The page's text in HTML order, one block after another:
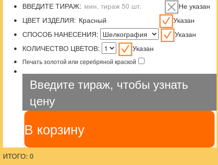
ВВЕДИТЕ ТИРАЖ:
Не указан
ЦВЕТ ИЗДЕЛИЯ:
Указан
СПОСОБ НАНЕСЕНИЯ:
Указан
КОЛИЧЕСТВО ЦВЕТОВ:
Указан
Печать золотой или серебряной краской
Введите тираж, чтобы узнать
цену
В корзину
ИТОГО: 0